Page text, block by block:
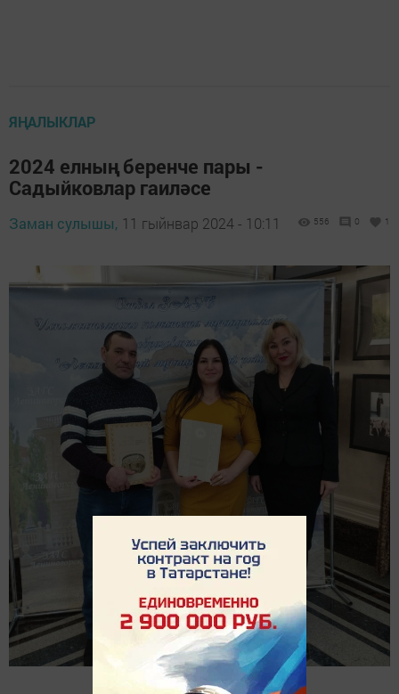
ЯҢАЛЫКЛАР
2024 елның беренче пары -
Садыйковлар гаиләсе
Заман сулышы, 11 гыйнвар 2024 - 10:11 556 0 1